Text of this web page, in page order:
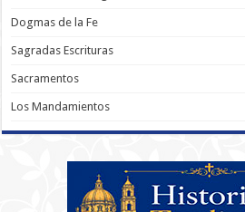
Dogmas de la Fe
Sagradas Escrituras
Sacramentos
Los Mandamientos